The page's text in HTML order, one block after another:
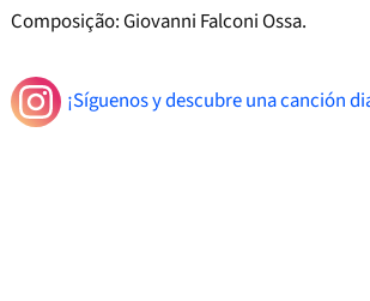
Composição: Giovanni Falconi Ossa.
¡Síguenos y descubre una canción